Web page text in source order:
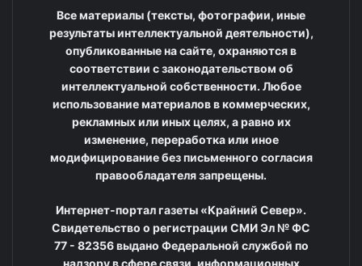
Все материалы (тексты, фотографии, иные
результаты интеллектуальной деятельности),
опубликованные на сайте, охраняются в
соответствии с законодательством об
интеллектуальной собственности. Любое
использование материалов в коммерческих,
рекламных или иных целях, а равно их
изменение, переработка или иное
модифицирование без письменного согласия
правообладателя запрещены.
Интернет-портал газеты «Крайний Север».
Свидетельство о регистрации СМИ Эл № ФС
77 - 82356 выдано Федеральной службой по
надзору в сфере связи, информационных